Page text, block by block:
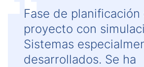
Fase de planificación
proyecto con
Sistemas
desarrollados. Se ha